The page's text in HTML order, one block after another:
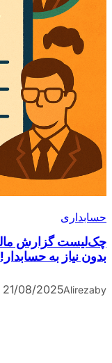
حسابداری
چک‌لیست گزارش
بدون نیاز به حسابدار!
by
Alireza
21/08/2025